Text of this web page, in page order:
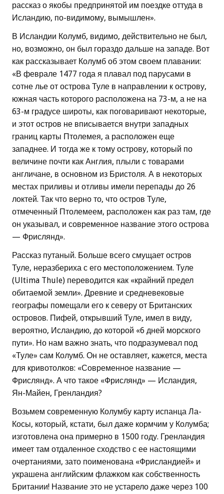
рассказ о якобы предпринятой им поездке оттуда в
Исландию, по-видимому, вымышлен».
В Исландии Колумб, видимо, действительно не был,
но, возможно, он был гораздо дальше на западе. Вот
как рассказывает Колумб об этом своем плавании:
«В феврале 1477 года я плавал под парусами в
сотне лье от острова Туле в направлении к острову,
южная часть которого расположена на 73-м, а не на
63-м градусе широты, как поговаривают некоторые,
и этот остров не вписывается внутри западных
границ карты Птолемея, а расположен еще
западнее. И тогда же к тому острову, который по
величине почти как Англия, плыли с товарами
англичане, в основном из Бристоля. А в некоторых
местах приливы и отливы имели перепады до 26
локтей. Так что верно то, что остров Туле,
отмеченный Птолемеем, расположен как раз там, где
он указывал, и современное название этого острова
— Фрислянд».
Рассказ путаный. Больше всего смущает остров
Туле, неразбериха с его местоположением. Туле
(Ultima Thule) переводится как «крайний предел
обитаемой земли». Древние и средневековые
географы помещали его к северу от Британских
островов. Пифей, открывший Туле, имел в виду,
вероятно, Исландию, до которой «6 дней морского
пути». Но нам важно знать, что подразумевал под
«Туле» сам Колумб. Он не оставляет, кажется, места
для кривотолков: «Современное название —
Фрислянд». А что такое «Фрислянд» — Исландия,
Ян-Майен, Гренландия?
Возьмем современную Колумбу карту испанца Ла-
Косы, который, кстати, был даже кормчим у Колумба;
изготовлена она примерно в 1500 году. Гренландия
имеет там отдаленное сходство с ее настоящими
очертаниями, зато поименована «Фрисландией» и
украшена английским флажком как собственность
Британии! Название это не устарело даже через 100